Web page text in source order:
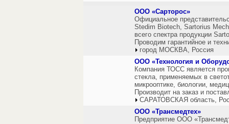
ООО «Сарторос»
Официальное
Stedim Biotech, Sartorius
всего спектра продукции
Проводим гарантийное и
город МОСКВА, Россия
ООО «Технология и
Кoмпания ТОСС является
стекла, применяемых в
микрооптике, биологии,
Производит на заказ и
САРАТОВСКАЯ область,
ООО «Трансмедтех»
Предприятие ООО